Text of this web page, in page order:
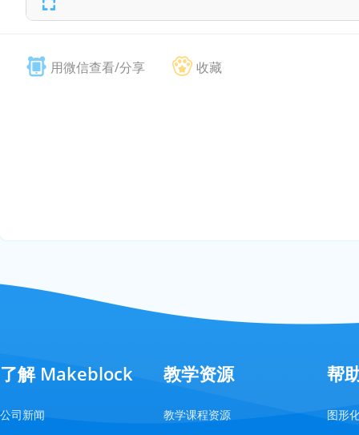
用微信查看/分享 收藏
了解 Makeblock
公司新闻
教学资源
教学课程资源
帮
图形